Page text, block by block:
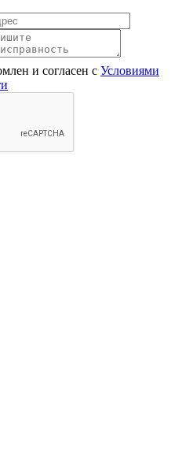
и согласен с Условиями